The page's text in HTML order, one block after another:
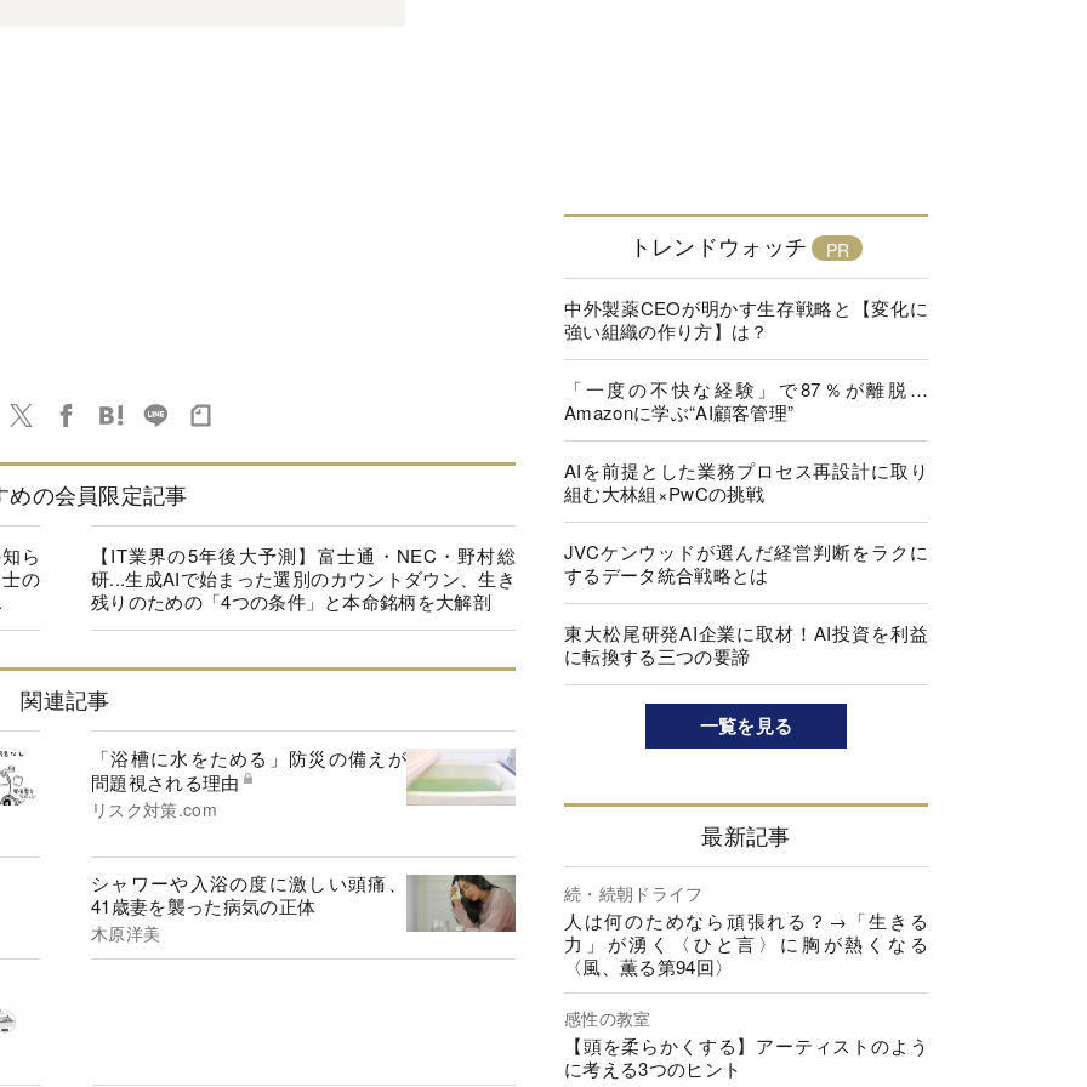
めの会員限定記事
ら
の
【IT業界の5年後大予測】富士通・NEC・野村総
研...生成AIで始まった選別のカウントダウン、生き
残りのための「4つの条件」と本命銘柄を大解剖
関連記事
「浴槽に水をためる」防災の備えが
問題視される理由
リスク対策.com
シャワーや入浴の度に激しい頭痛、
41歳妻を襲った病気の正体
木原洋美
トレンドウォッチ
中外製薬CEOが明かす生存戦略と【変化に
強い組織の作り方】は？
「一度の不快な経験」で87％が離脱…
Amazonに学ぶ“AI顧客管理”
AIを前提とした業務プロセス再設計に取り
組む大林組×PwCの挑戦
JVCケンウッドが選んだ経営判断をラクに
するデータ統合戦略とは
東大松尾研発AI企業に取材！AI投資を利益
に転換する三つの要諦
一覧を見る
最新記事
続・続朝ドライフ
人は何のためなら頑張れる？→「生きる
力」が湧く〈ひと言〉に胸が熱くなる
〈風、薫る第94回〉
感性の教室
【頭を柔らかくする】アーティストのよう
に考える3つのヒント